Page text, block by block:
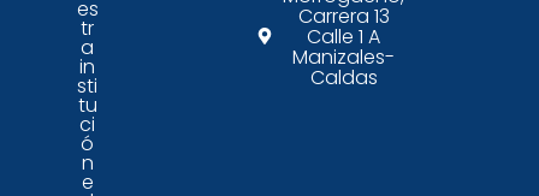
es
tr
a
in
sti
tu
ci
ó
n
e
Carrera 13
Calle 1 A
Manizales-
Caldas